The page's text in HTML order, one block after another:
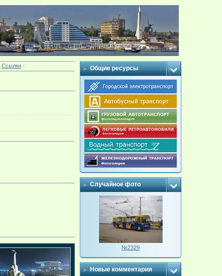
Ссылки· Общие ресурсы
Случайное фото
№2329
Новые комментарии